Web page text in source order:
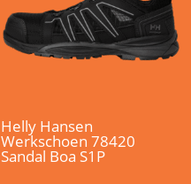
Helly Hansen
Werkschoen 78420
Sandal Boa S1P